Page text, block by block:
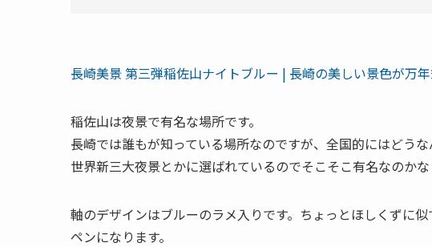
長崎美景 第三弾稲佐山ナイトブルー | 長崎の美しい景色が万
稲佐山は夜景で有名な場所です。
長崎では誰もが知っている場所なのですが、全国的にはどうな
世界新三大夜景とかに選ばれているのでそこそこ有名なのかな
軸のデザインはブルーのラメ入りです。ちょっとほしくずに
ペンになります。